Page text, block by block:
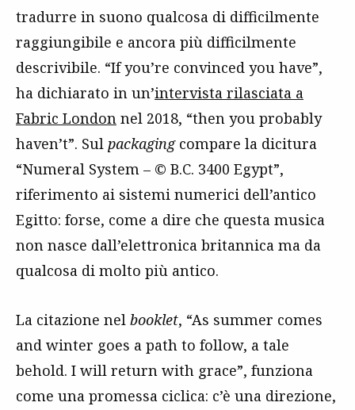
tradurre in suono qualcosa di difficilmente
raggiungibile e ancora più difficilmente
descrivibile. “If you’re convinced you have”,
ha dichiarato in un’intervista rilasciata a
Fabric London nel 2018, “then you probably
haven’t”. Sul packagingcompare la dicitura
“Numeral System – © B.C. 3400 Egypt”,
riferimento ai sistemi numerici dell’antico
Egitto: forse, come a dire che questa musica
non nasce dall’elettronica britannica ma da
qualcosa di molto più antico.
La citazione nel booklet, “As summer comes
and winter goes a path to follow, a tale
behold. I will return with grace”, funziona
come una promessa ciclica: c’è una direzione,